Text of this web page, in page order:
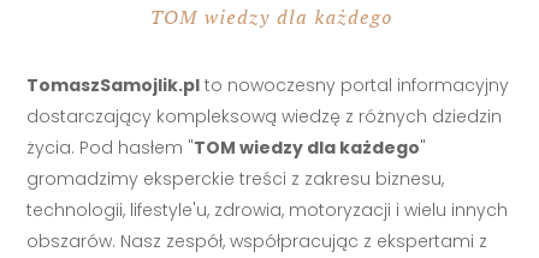
TomaszSamojlik.pl to nowoczesny portal informacyjny
dostarczający kompleksową wiedzę z różnych dziedzin
życia. Pod hasłem "TOM wiedzy dla każdego"
gromadzimy eksperckie treści z zakresu biznesu,
technologii, lifestyle'u, zdrowia, motoryzacji i wielu innych
obszarów. Nasz zespół, współpracując z ekspertami z